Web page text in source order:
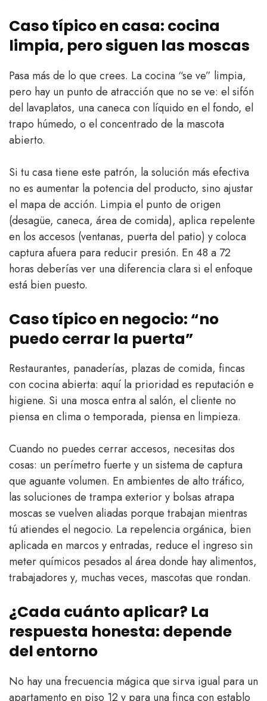
Caso típico en casa: cocina
limpia, pero siguen las moscas
Pasa más de lo que crees. La cocina “se ve” limpia,
pero hay un punto de atracción que no se ve: el sifón
del lavaplatos, una caneca con líquido en el fondo, el
trapo húmedo, o el concentrado de la mascota
abierto.
Si tu casa tiene este patrón, la solución más efectiva
no es aumentar la potencia del producto, sino ajustar
el mapa de acción. Limpia el punto de origen
(desagüe, caneca, área de comida), aplica repelente
en los accesos (ventanas, puerta del patio) y coloca
captura afuera para reducir presión. En 48 a 72
horas deberías ver una diferencia clara si el enfoque
está bien puesto.
Caso típico en negocio: “no
puedo cerrar la puerta”
Restaurantes, panaderías, plazas de comida, fincas
con cocina abierta: aquí la prioridad es reputación e
higiene. Si una mosca entra al salón, el cliente no
piensa en clima o temporada, piensa en limpieza.
Cuando no puedes cerrar accesos, necesitas dos
cosas: un perímetro fuerte y un sistema de captura
que aguante volumen. En ambientes de alto tráfico,
las soluciones de trampa exterior y bolsas atrapa
moscas se vuelven aliadas porque trabajan mientras
tú atiendes el negocio. La repelencia orgánica, bien
aplicada en marcos y entradas, reduce el ingreso sin
meter químicos pesados al área donde hay alimentos,
trabajadores y, muchas veces, mascotas que rondan.
¿Cada cuánto aplicar? La
respuesta honesta: depende
del entorno
No hay una frecuencia mágica que sirva igual para un
apartamento en piso 12 y para una finca con establo